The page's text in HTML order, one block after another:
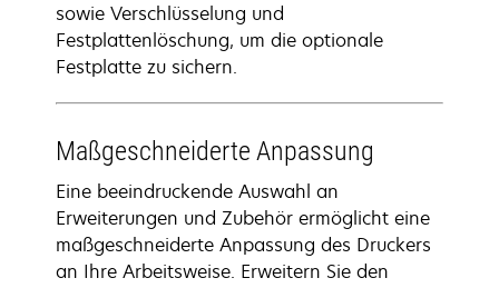
sowie Verschlüsselung und
Festplattenlöschung, um die optionale
Festplatte zu sichern.
Maßgeschneiderte Anpassung
Eine beeindruckende Auswahl an
Erweiterungen und Zubehör ermöglicht eine
maßgeschneiderte Anpassung des Druckers
an Ihre Arbeitsweise. Erweitern Sie den